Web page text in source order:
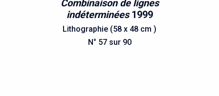
Combinaison de lignes
indéterminées1999
Lithographie (58 x 48 cm )
N° 57 sur 90